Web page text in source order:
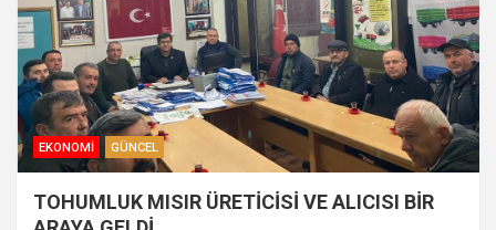
EKONOMI GÜNCEL
TOHUMLUK MISIR ÜRETİCİSİ VE ALICISI BİR